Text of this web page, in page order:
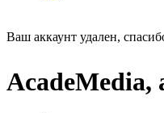
Ваш аккаунт удален,
AcadeMedia,